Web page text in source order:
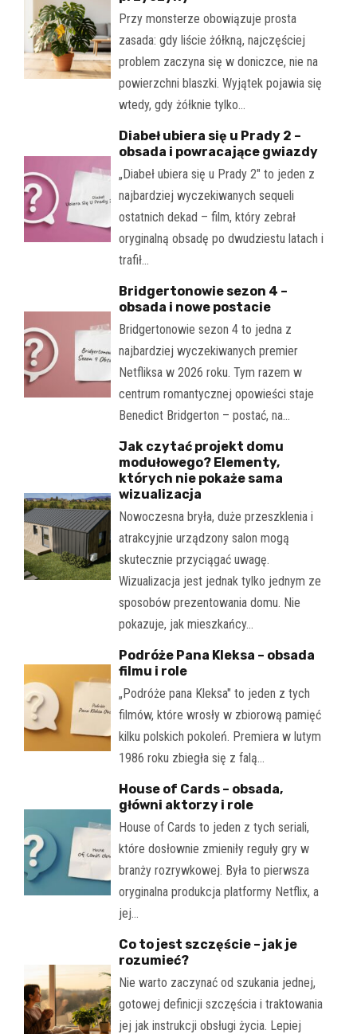
Przy monsterze obowiązuje prosta
zasada: gdy liście żółkną, najczęściej
problem zaczyna się w doniczce, nie na
powierzchni blaszki. Wyjątek pojawia się
wtedy, gdy żółknie tylko…
Diabeł ubiera się u Prady 2 –
obsada i powracające gwiazdy
„Diabeł ubiera się u Prady 2" to jeden z
najbardziej wyczekiwanych sequeli
ostatnich dekad – film, który zebrał
oryginalną obsadę po dwudziestu latach i
trafił…
Bridgertonowie sezon 4 –
obsada i nowe postacie
Bridgertonowie sezon 4 to jedna z
najbardziej wyczekiwanych premier
Netfliksa w 2026 roku. Tym razem w
centrum romantycznej opowieści staje
Benedict Bridgerton – postać, na…
Jak czytać projekt domu
modułowego? Elementy,
których nie pokaże sama
wizualizacja
Nowoczesna bryła, duże przeszklenia i
atrakcyjnie urządzony salon mogą
skutecznie przyciągać uwagę.
Wizualizacja jest jednak tylko jednym ze
sposobów prezentowania domu. Nie
pokazuje, jak mieszkańcy…
Podróże Pana Kleksa – obsada
filmu i role
„Podróże pana Kleksa" to jeden z tych
filmów, które wrosły w zbiorową pamięć
kilku polskich pokoleń. Premiera w lutym
1986 roku zbiegła się z falą…
House of Cards – obsada,
główni aktorzy i role
House of Cards to jeden z tych seriali,
które dosłownie zmieniły reguły gry w
branży rozrywkowej. Była to pierwsza
oryginalna produkcja platformy Netflix, a
jej…
Co to jest szczęście – jak je
rozumieć?
Nie warto zaczynać od szukania jednej,
gotowej definicji szczęścia i traktowania
jej jak instrukcji obsługi życia. Lepiej